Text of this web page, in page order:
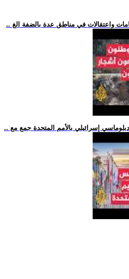
واعتقالات في مناطق عدة بالضفة الغ
إسرائيلي بالأمم المتحدة جمع مع